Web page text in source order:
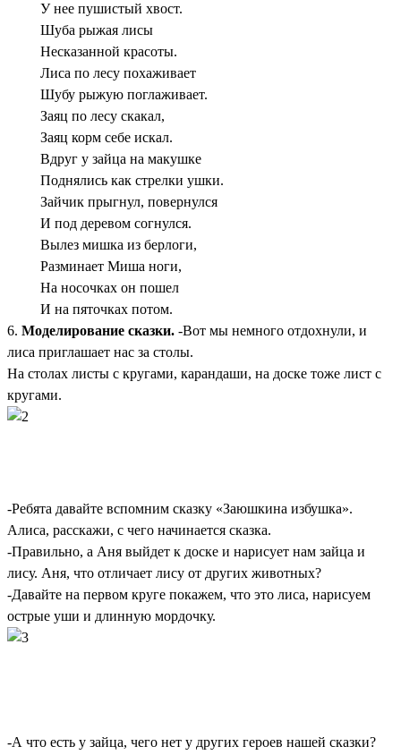
У нее пушистый хвост.
Шуба рыжая лисы
Несказанной красоты.
Лиса по лесу похаживает
Шубу рыжую поглаживает.
Заяц по лесу скакал,
Заяц корм себе искал.
Вдруг у зайца на макушке
Поднялись как стрелки ушки.
Зайчик прыгнул, повернулся
И под деревом согнулся.
Вылез мишка из берлоги,
Разминает Миша ноги,
На носочках он пошел
И на пяточках потом.
6. Моделирование сказки. -Вот мы немного отдохнули, и
лиса приглашает нас за столы.
На столах листы с кругами, карандаши, на доске тоже лист с
кругами.
-Ребята давайте вспомним сказку «Заюшкина избушка».
Алиса, расскажи, с чего начинается сказка.
-Правильно, а Аня выйдет к доске и нарисует нам зайца и
лису. Аня, что отличает лису от других животных?
-Давайте на первом круге покажем, что это лиса, нарисуем
острые уши и длинную мордочку.
-А что есть у зайца, чего нет у других героев нашей сказки?